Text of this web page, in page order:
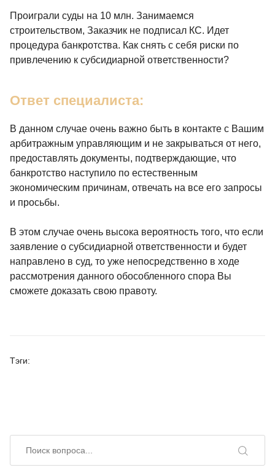
Проиграли суды на 10 млн. Занимаемся
строительством, Заказчик не подписал КС. Идет
процедура банкротства. Как снять с себя риски по
привлечению к субсидиарной ответственности?
Ответ специалиста:
В данном случае очень важно быть в контакте с Вашим
арбитражным управляющим и не закрываться от него,
предоставлять документы, подтверждающие, что
банкротство наступило по естественным
экономическим причинам, отвечать на все его запросы
и просьбы.
В этом случае очень высока вероятность того, что если
заявление о субсидиарной ответственности и будет
направлено в суд, то уже непосредственно в ходе
рассмотрения данного обособленного спора Вы
сможете доказать свою правоту.
Тэги:
Поиск